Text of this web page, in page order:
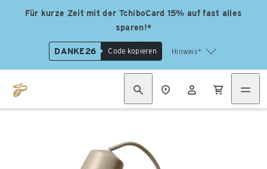
Für kurze Zeit mit der TchiboCard 15% auf fast alles
sparen!*
DANKE26 Code kopieren Hinweis*